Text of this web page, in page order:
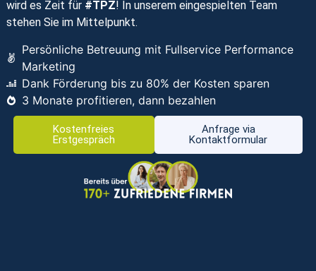
wird es Zeit für #TPZ! In unserem eingespielten Team
stehen Sie im Mittelpunkt.
Persönliche Betreuung mit Fullservice Performance
Marketing
Dank Förderung bis zu 80% der Kosten sparen
3 Monate profitieren, dann bezahlen
Kostenfreies
Erstgespräch
Anfrage via
Kontaktformular